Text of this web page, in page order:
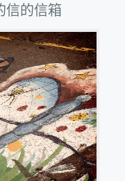
信的信箱